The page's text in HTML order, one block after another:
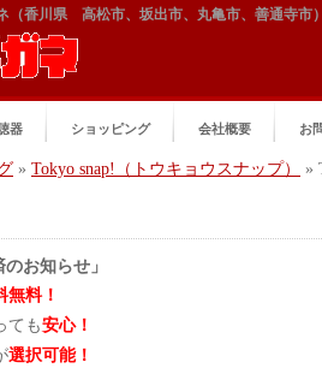
（香川県 高松市、坂出市、丸亀市、善通寺市
器 ショッピング 会社概要 お
» Tokyo snap!（トウキョウスナップ） »
お知らせ」
無料！
ても安心！
選択可能！